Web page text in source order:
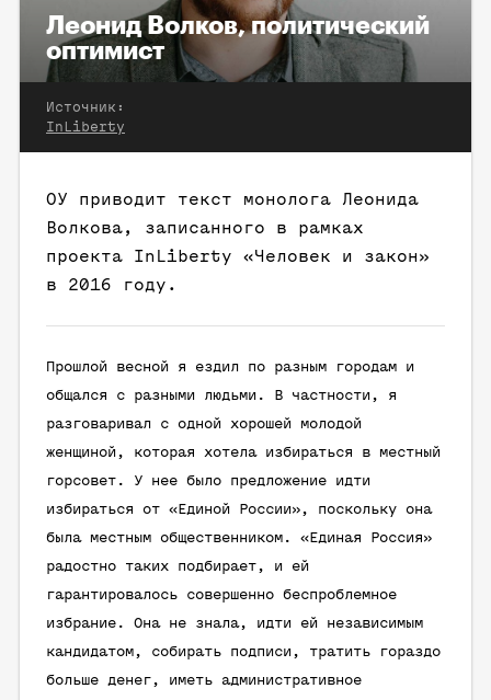
Леонид Волков, политический
оптимист
Источник:
InLiberty
ОУ приводит текст монолога Леонида
Волкова, записанного в рамках
проекта InLiberty «Человек и закон»
в 2016 году.
Прошлой весной я ездил по разным городам и
общался с разными людьми. В частности, я
разговаривал с одной хорошей молодой
женщиной, которая хотела избираться в местный
горсовет. У нее было предложение идти
избираться от «Единой России», поскольку она
была местным общественником. «Единая Россия»
радостно таких подбирает, и ей
гарантировалось совершенно беспроблемное
избрание. Она не знала, идти ей независимым
кандидатом, собирать подписи, тратить гораздо
больше денег, иметь административное